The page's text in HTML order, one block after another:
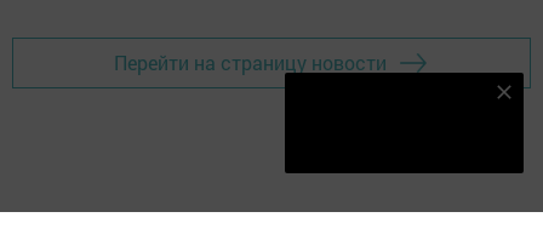
Перейти на страницу новости